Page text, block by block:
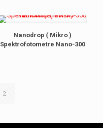
Nanodrop ( Mikro )
Spektrofotometre Nano-300
2